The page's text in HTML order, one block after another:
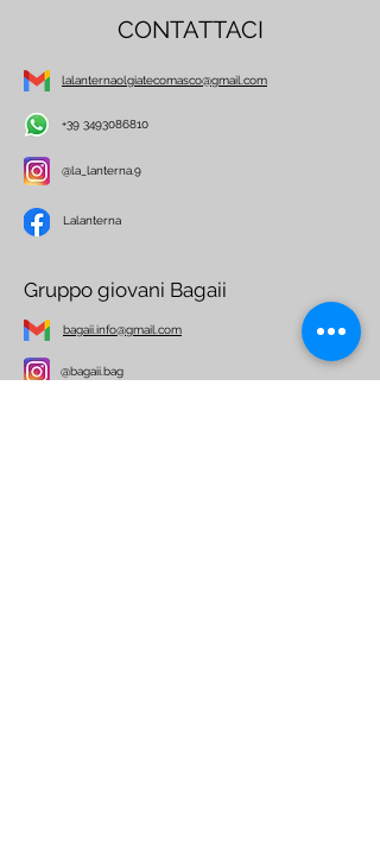
CONTATTACI
lalanternaolgiatecomasco@gmail.com
+39 3493086810
@la_lanterna.9
Lalanterna
Gruppo giovani Bagaii
bagaii.info@gmail.com
@bagaii.bag